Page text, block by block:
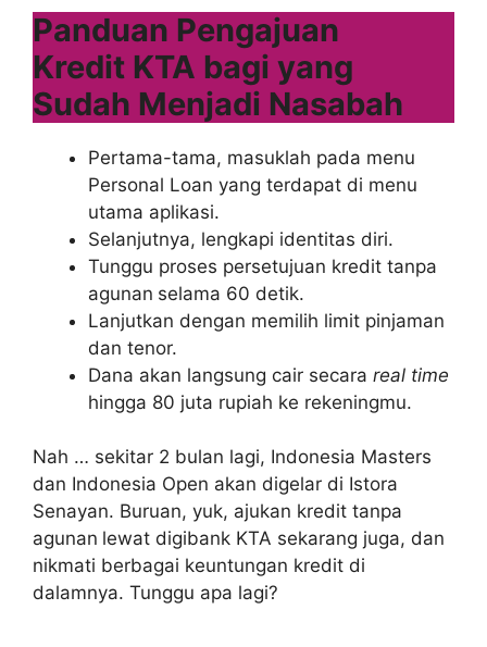
Panduan Pengajuan
Kredit KTA bagi yang
Sudah Menjadi Nasabah
Pertama-tama, masuklah pada menu
Personal Loan yang terdapat di menu
utama aplikasi.
Selanjutnya, lengkapi identitas diri.
Tunggu proses persetujuan kredit tanpa
agunan selama 60 detik.
Lanjutkan dengan memilih limit pinjaman
dan tenor.
Dana akan langsung cair secara real time
hingga 80 juta rupiah ke rekeningmu.
Nah … sekitar 2 bulan lagi, Indonesia Masters
dan Indonesia Open akan digelar di Istora
Senayan. Buruan, yuk, ajukan kredit tanpa
agunan lewat digibank KTA sekarang juga, dan
nikmati berbagai keuntungan kredit di
dalamnya. Tunggu apa lagi?